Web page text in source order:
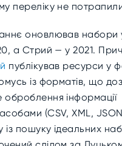
переліку не
оновлював набори
а Стрий — у 2021.
публікував ресурси у
із форматів, що
інформації
(CSV, XML,
із пошуку ідеальних